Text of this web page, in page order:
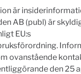
är
AB (publ) är
EU:s
ovanstående
den 25